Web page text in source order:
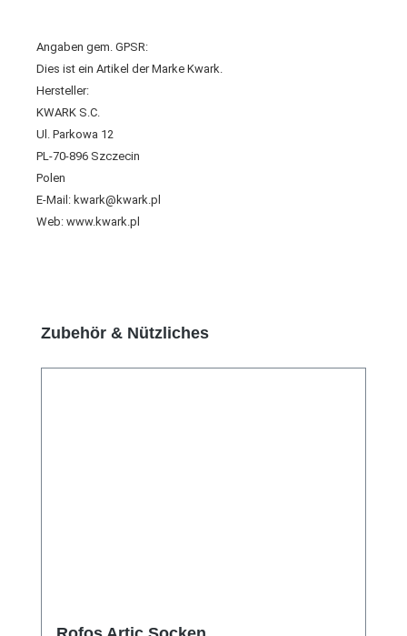
Angaben gem. GPSR:
Dies ist ein Artikel der Marke Kwark.
Hersteller:
KWARK S.C.
Ul. Parkowa 12
PL-70-896 Szczecin
Polen
E-Mail: kwark@kwark.pl
Web: www.kwark.pl
Produktgalerie überspringen
Zubehör & Nützliches